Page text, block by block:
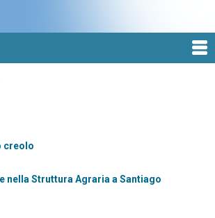
creolo
nella Struttura Agraria a Santiago